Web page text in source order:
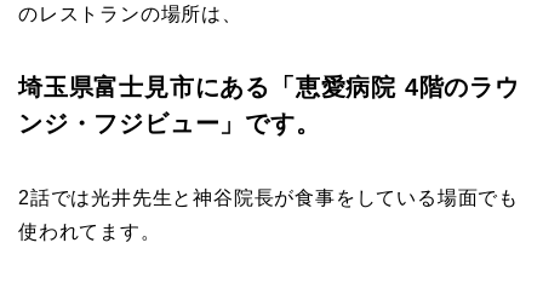
のレストランの場所は、
埼玉県富士見市にある「恵愛病院 4階のラウ
ンジ・フジビュー」です。
2話では光井先生と神谷院長が食事をしている場面でも
使われてます。